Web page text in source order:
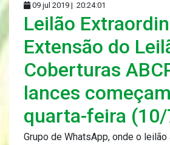
09 jul 2019 | 20:24:01
Leilão
Extensão do
Coberturas
lances
quarta-feira
Grupo de WhatsApp, onde o